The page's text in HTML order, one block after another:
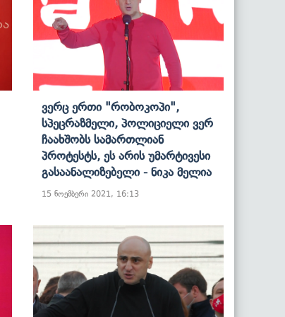
Ვერც Ერთი "რობოკოპი",
Სპეცრაზმელი, Პოლიციელი Ვერ
Ჩაახშობს Სამართლიან
Პროტესტს, Ეს Არის Უმარტივესი
Გასაანალიზებელი - Ნიკა Მელია
15 ნოემბერი 2021, 16:13